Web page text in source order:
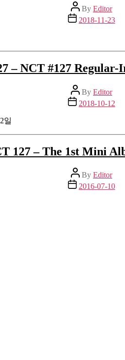
Post
author
By Editor
Post
date
2018-11-23
– NCT #127
Post
author
By Editor
Post
date
2018-10-12
일
127 – The 1st Mini
Post
author
By Editor
Post
date
2016-07-10